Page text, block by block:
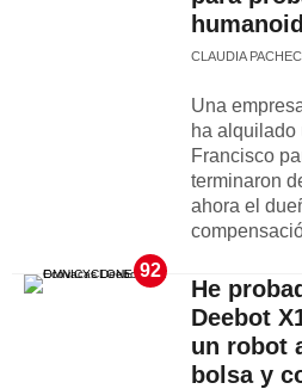
CLAUDIA
Una
ha alquilado
Francisco
terminaron
ahora el
92
He
Deebot
un robot
bolsa y